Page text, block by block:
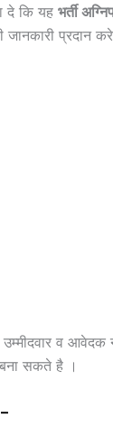
दे कि यह भर्ती
जानकारी प्रदान
उम्मीदवार व
सकते है ।